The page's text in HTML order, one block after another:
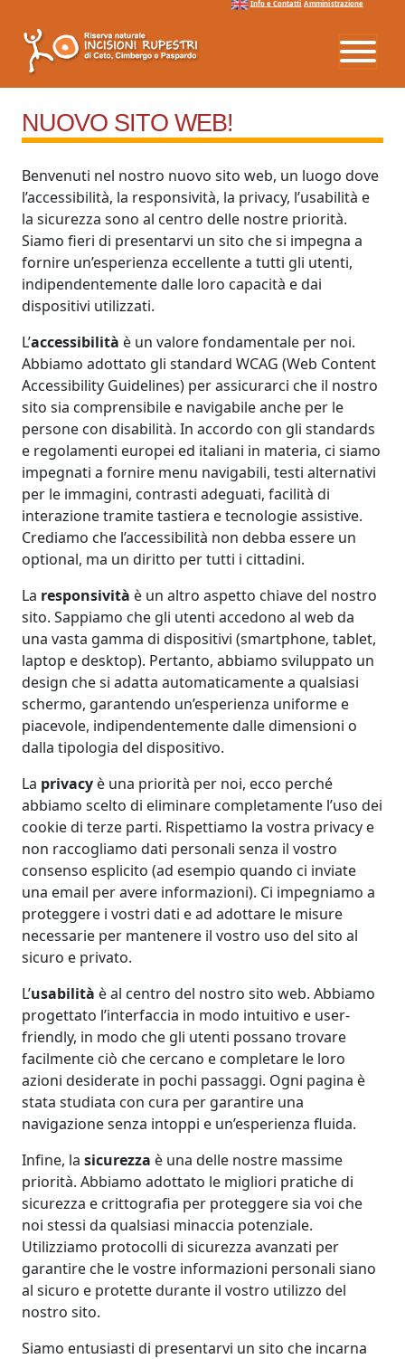
Info e Contatti Amministrazione
NUOVO SITO WEB!
Benvenuti nel nostro nuovo sito web, un luogo dove
l’accessibilità, la responsività, la privacy, l’usabilità e
la sicurezza sono al centro delle nostre priorità.
Siamo fieri di presentarvi un sito che si impegna a
fornire un’esperienza eccellente a tutti gli utenti,
indipendentemente dalle loro capacità e dai
dispositivi utilizzati.
L’accessibilità è un valore fondamentale per noi.
Abbiamo adottato gli standard WCAG (Web Content
Accessibility Guidelines) per assicurarci che il nostro
sito sia comprensibile e navigabile anche per le
persone con disabilità. In accordo con gli standards
e regolamenti europei ed italiani in materia, ci siamo
impegnati a fornire menu navigabili, testi alternativi
per le immagini, contrasti adeguati, facilità di
interazione tramite tastiera e tecnologie assistive.
Crediamo che l’accessibilità non debba essere un
optional, ma un diritto per tutti i cittadini.
La responsività è un altro aspetto chiave del nostro
sito. Sappiamo che gli utenti accedono al web da
una vasta gamma di dispositivi (smartphone, tablet,
laptop e desktop). Pertanto, abbiamo sviluppato un
design che si adatta automaticamente a qualsiasi
schermo, garantendo un’esperienza uniforme e
piacevole, indipendentemente dalle dimensioni o
dalla tipologia del dispositivo.
La privacy è una priorità per noi, ecco perché
abbiamo scelto di eliminare completamente l’uso dei
cookie di terze parti. Rispettiamo la vostra privacy e
non raccogliamo dati personali senza il vostro
consenso esplicito (ad esempio quando ci inviate
una email per avere informazioni). Ci impegniamo a
proteggere i vostri dati e ad adottare le misure
necessarie per mantenere il vostro uso del sito al
sicuro e privato.
L’usabilità è al centro del nostro sito web. Abbiamo
progettato l’interfaccia in modo intuitivo e user-
friendly, in modo che gli utenti possano trovare
facilmente ciò che cercano e completare le loro
azioni desiderate in pochi passaggi. Ogni pagina è
stata studiata con cura per garantire una
navigazione senza intoppi e un’esperienza fluida.
Infine, la sicurezza è una delle nostre massime
priorità. Abbiamo adottato le migliori pratiche di
sicurezza e crittografia per proteggere sia voi che
noi stessi da qualsiasi minaccia potenziale.
Utilizziamo protocolli di sicurezza avanzati per
garantire che le vostre informazioni personali siano
al sicuro e protette durante il vostro utilizzo del
nostro sito.
Siamo entusiasti di presentarvi un sito che incarna